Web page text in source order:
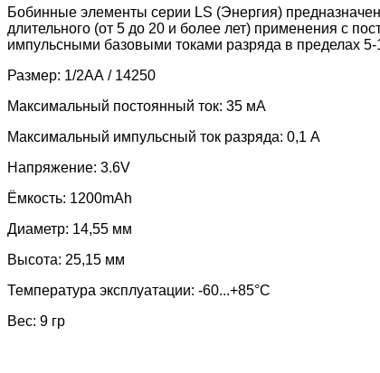
Бобинные элементы серии LS (Энергия)
длительного (от 5 до 20 и более лет) применения с
импульсными базовыми токами разряда в пределах
Размер: 1/2АА / 14250
Максимальный постоянный ток: 35 мА
Максимальный импульсный ток разряда: 0,1 А
Напряжение: 3.6V
Ёмкость: 1200mAh
Диаметр: 14,55 мм
Высота: 25,15 мм
Температура эксплуатации: -60...+85°C
Вес: 9 гр